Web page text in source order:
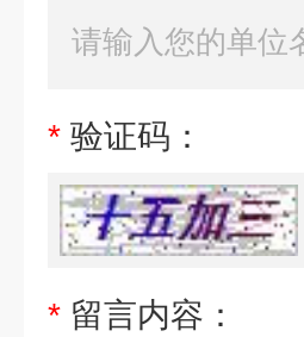
* 验证码：
* 留言内容：